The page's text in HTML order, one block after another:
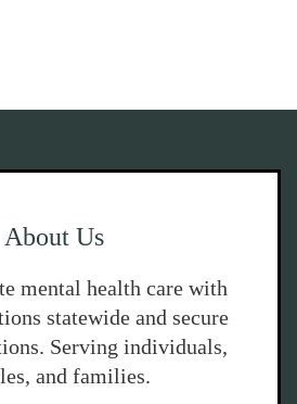
About Us
mental health care with
statewide and secure
Serving individuals,
and families.